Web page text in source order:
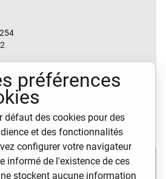
préférences
défaut des cookies pour des
et des fonctionnalités
configurer votre navigateur
informé de l'existence de ces
stockent aucune information